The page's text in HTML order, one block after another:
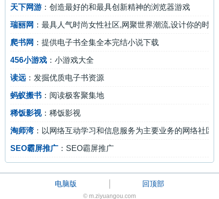
天下网游 ：创造最好的和最具创新精神的浏览器游戏
瑞丽网 ：最具人气时尚女性社区,网聚世界潮流,设计你的时尚,
爬书网 ：提供电子书全集全本完结小说下载
456小游戏 ：小游戏大全
读远 ：发掘优质电子书资源
蚂蚁搬书 ：阅读极客聚集地
稀饭影视：稀饭影视
淘师湾：以网络互动学习和信息服务为主要业务的网络社区
SEO霸屏推广 ：SEO霸屏推广
电脑版 回顶部
© m.ziyuangou.com